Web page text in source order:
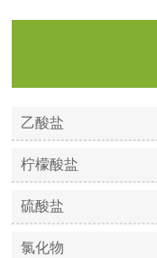
乙酸盐
柠檬酸盐
硫酸盐
氯化物